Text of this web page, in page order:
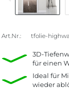
Art.Nr.: tfolie-
3D-
für einen
Ideal für
wieder